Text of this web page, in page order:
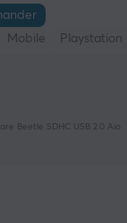
Mobile Playstation
Beetle SDHC USB 2.0 Aio